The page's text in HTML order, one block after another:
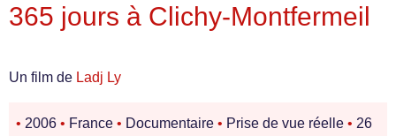
365 jours à Clichy-Montfermeil
Un film de Ladj Ly
• 2006 • France • Documentaire • Prise de vue réelle • 26